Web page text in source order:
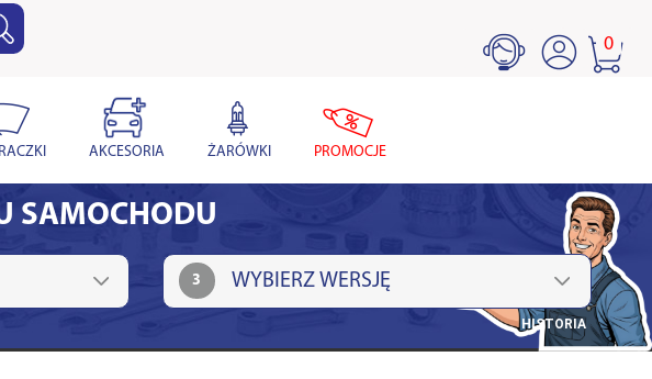
0
AKCESORIA ŻARÓWKI PROMOCJE
SAMOCHODU
3
HISTORIA